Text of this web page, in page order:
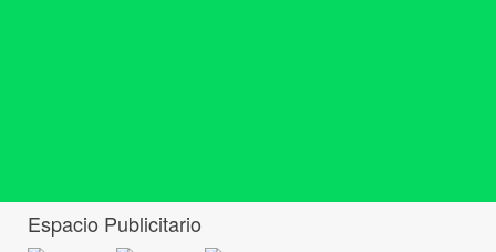
Espacio Publicitario